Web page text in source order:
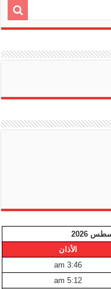
الأذان
3:46 am
5:12 am